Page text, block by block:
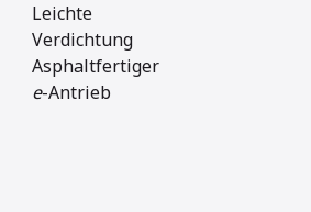
Leichte
Verdichtung
Asphaltfertiger
e-Antrieb